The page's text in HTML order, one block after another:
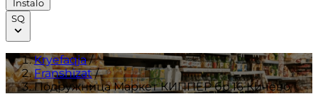
Instalo
SQ
Kryefaqja/
Franshizat/
Подружница Маркет КИППЕР бр.16 Кичево